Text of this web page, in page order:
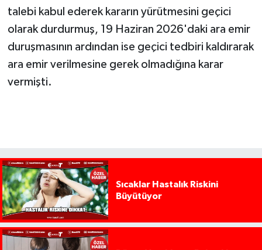
talebi kabul ederek kararın yürütmesini geçici
olarak durdurmuş, 19 Haziran 2026'daki ara emir
duruşmasının ardından ise geçici tedbiri kaldırarak
ara emir verilmesine gerek olmadığına karar
vermişti.
Sıcaklar Hastalık Riskini
Büyütüyor